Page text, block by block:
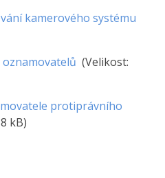
kamerového systému
(Velikost:
protiprávního
kB)